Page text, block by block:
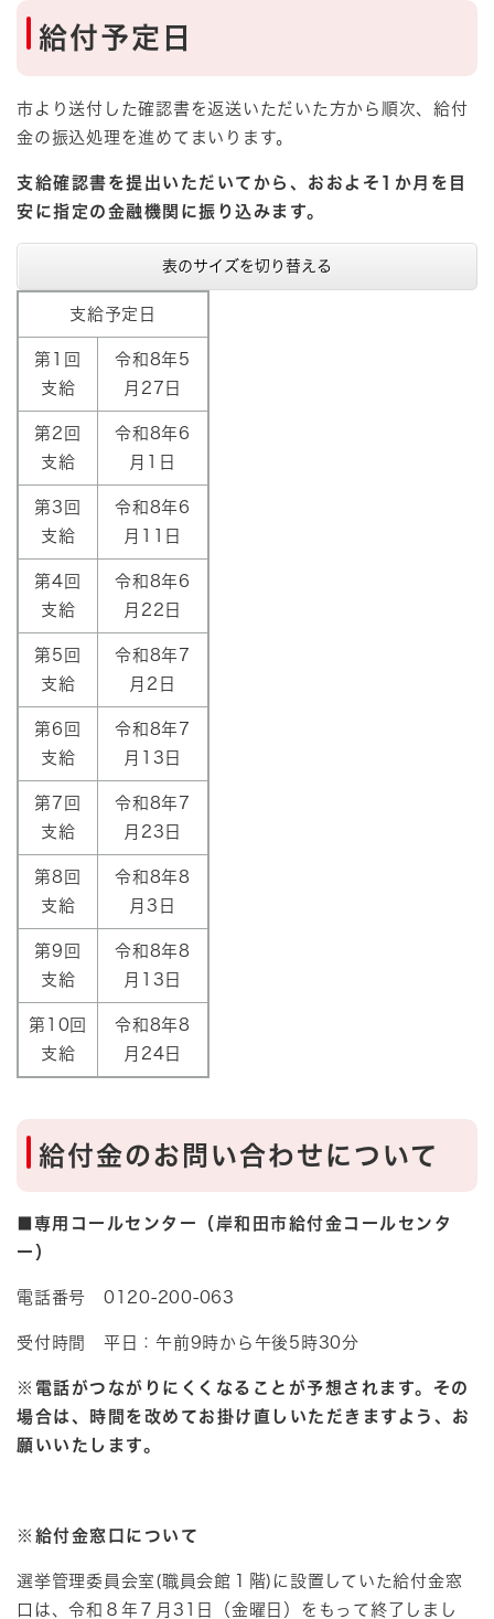
給付予定日
市より送付した確認書を返送いただいた方から順次、給付
金の振込処理を進めてまいります。
支給確認書を提出いただいてから、おおよそ1か月を目
安に指定の金融機関に振り込みます。
表のサイズを切り替える
支給予定日
第1回
支給
令和8年5
月27日
第2回
支給
令和8年6
月1日
第3回
支給
令和8年6
月11日
第4回
支給
令和8年6
月22日
第5回
支給
令和8年7
月2日
第6回
支給
令和8年7
月13日
第7回
支給
令和8年7
月23日
第8回
支給
令和8年8
月3日
第9回
支給
令和8年8
月13日
第10回
支給
令和8年8
月24日
給付金のお問い合わせについて
専用コールセンター（岸和田市給付金コールセンタ
ー）​
電話番号 0120-200-063
受付時間 平日：午前9時から午後5時30分
※電話がつながりにくくなることが予想されます。その
場合は、時間を改めてお掛け直しいただきますよう、お
願いいたします。
※給付金窓口について
選挙管理委員会室(職員会館１階)に設置していた給付金窓
口は、令和８年７月31日（金曜日）をもって終了しまし